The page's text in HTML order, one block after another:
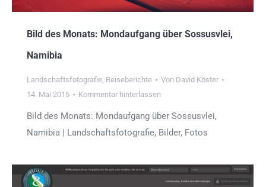
Bild des Monats: Mondaufgang über Sossusvlei,
Namibia
Landschaftsfotografie, Reiseberichte Von David Köster
14. Mai 2015
Kommentar hinterlassen
Bild des Monats: Mondaufgang über Sossusvlei,
Namibia | Landschaftsfotografie, Bilder, Fotos